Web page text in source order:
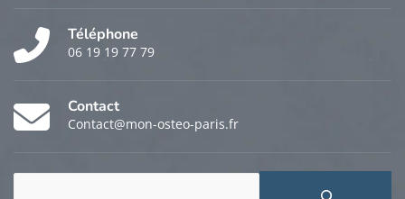
Téléphone
06 19 19 77 79
Contact
Contact@mon-osteo-paris.fr